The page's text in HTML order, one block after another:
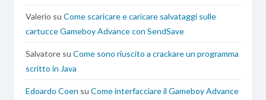
Valerio suCome scaricare e caricare salvataggi sulle
cartucce Gameboy Advance con SendSave
Salvatore suCome sono riuscito a crackare un programma
scritto in Java
Edoardo Coen suCome interfacciare il Gameboy Advance